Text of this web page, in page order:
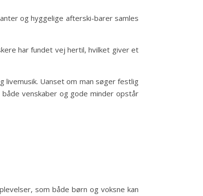
og hyggelige afterski-barer samles
har fundet vej hertil, hvilket giver et
Uanset om man søger festlig
venskaber og gode minder opstår
som både børn og voksne kan